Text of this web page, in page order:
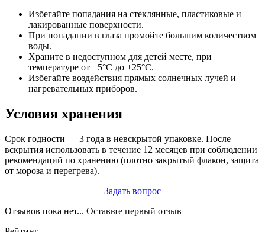
Избегайте попадания на стеклянные, пластиковые и
лакированные поверхности.
При попадании в глаза промойте большим количеством
воды.
Храните в недоступном для детей месте, при
температуре от +5°C до +25°C.
Избегайте воздействия прямых солнечных лучей и
нагревательных приборов.
Условия хранения
Срок годности — 3 года в невскрытой упаковке. После
вскрытия использовать в течение 12 месяцев при соблюдении
рекомендаций по хранению (плотно закрытый флакон, защита
от мороза и перегрева).
Задать вопрос
Отзывов пока нет... Оставьте первый отзыв